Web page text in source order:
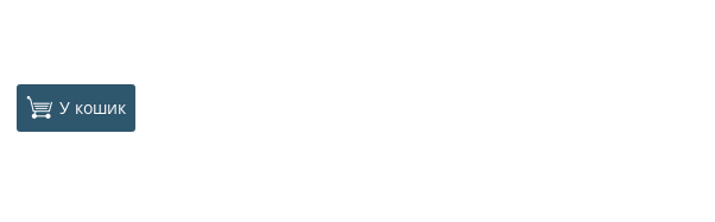
У кошик